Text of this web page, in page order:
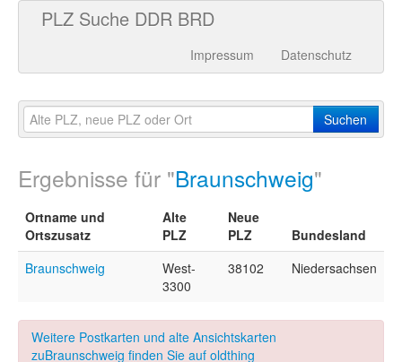
PLZ Suche DDR BRD
Impressum Datenschutz
Suchen
Ergebnisse für "Braunschweig"
Ortname und
Ortszusatz
Alte
PLZ
Neue
PLZ
Bundesland
Braunschweig
West-
3300
38102 Niedersachsen
Weitere Postkarten und alte Ansichtskarten
zuBraunschweig finden Sie auf oldthing